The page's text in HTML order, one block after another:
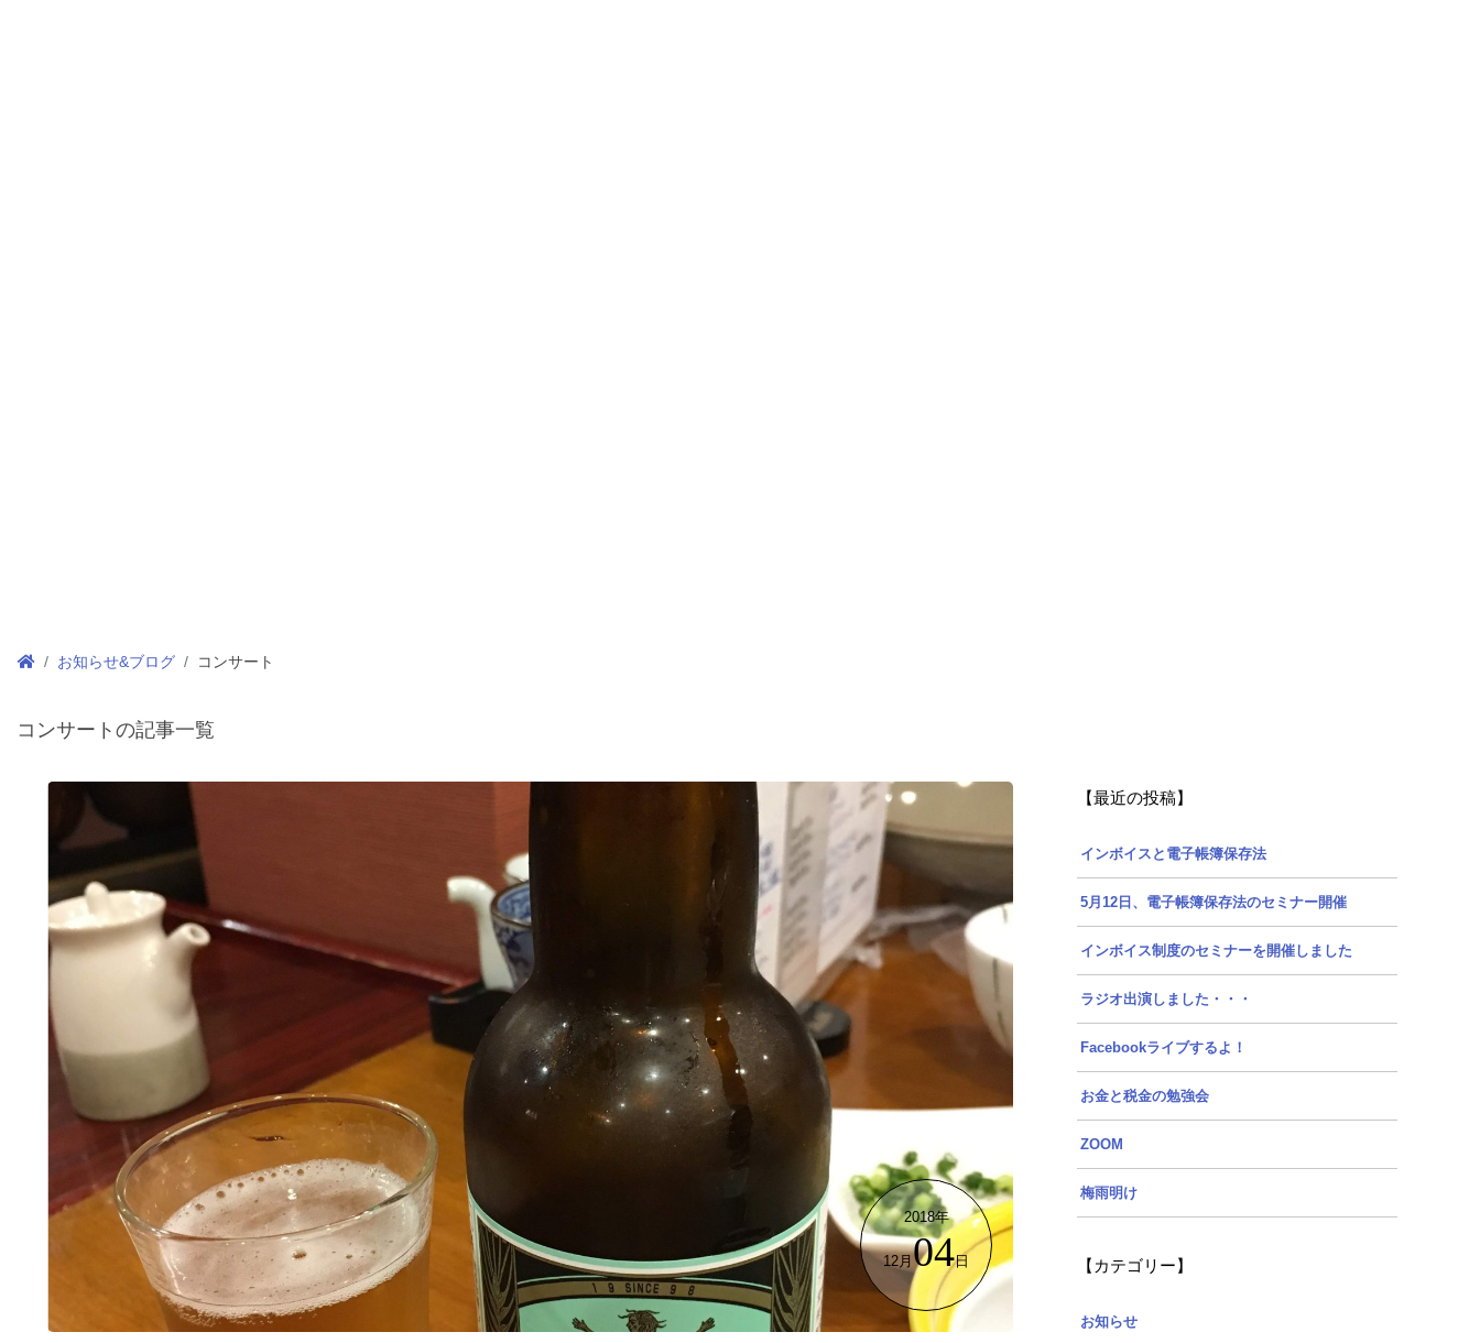
お知らせ&ブログ コンサート
コンサートの記事一覧
2018年
12月 04日
【最近の投稿】
インボイスと電子帳簿保存法
5月12日、電子帳簿保存法のセミナー開催
インボイス制度のセミナーを開催しました
ラジオ出演しました・・・
Facebookライブするよ！
お金と税金の勉強会
ZOOM
梅雨明け
【カテゴリー】
お知らせ